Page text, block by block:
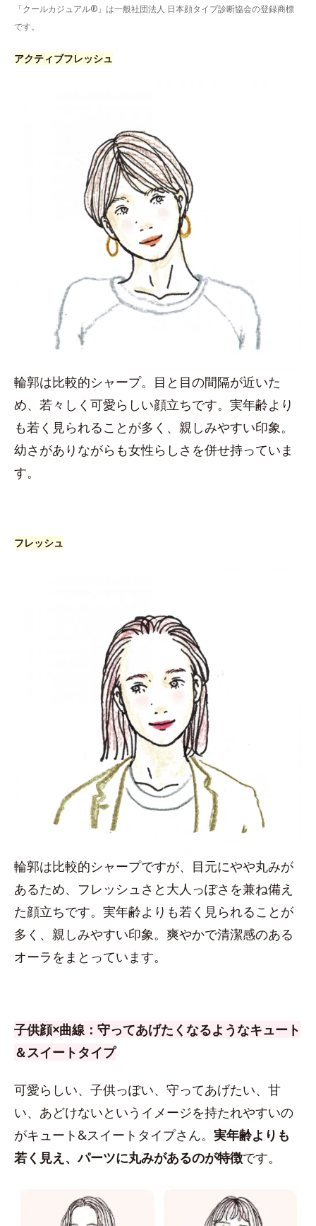
「クールカジュアル®」は一般社団法人 日本顔タイプ診断協会の登録商標
です。
アクティブフレッシュ
輪郭は比較的シャープ。目と目の間隔が近いた
め、若々しく可愛らしい顔立ちです。実年齢より
も若く見られることが多く、親しみやすい印象。
幼さがありながらも女性らしさを併せ持っていま
す。
フレッシュ
輪郭は比較的シャープですが、目元にやや丸みが
あるため、フレッシュさと大人っぽさを兼ね備え
た顔立ちです。実年齢よりも若く見られることが
多く、親しみやすい印象。爽やかで清潔感のある
オーラをまとっています。
子供顔×曲線：守ってあげたくなるようなキュート
＆スイートタイプ
可愛らしい、子供っぽい、守ってあげたい、甘
い、あどけないというイメージを持たれやすいの
がキュート&スイートタイプさん。 実年齢よりも
若く見え、パーツに丸みがあるのが特徴です。